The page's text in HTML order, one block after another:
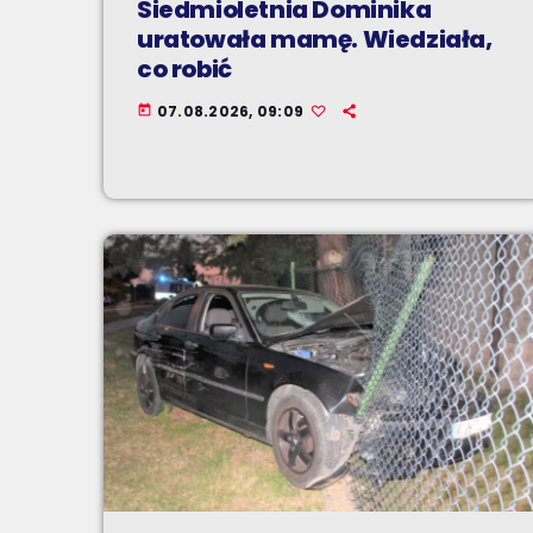
Siedmioletnia Dominika
uratowała mamę. Wiedziała,
co robić
today 07.08.2026, 09:09